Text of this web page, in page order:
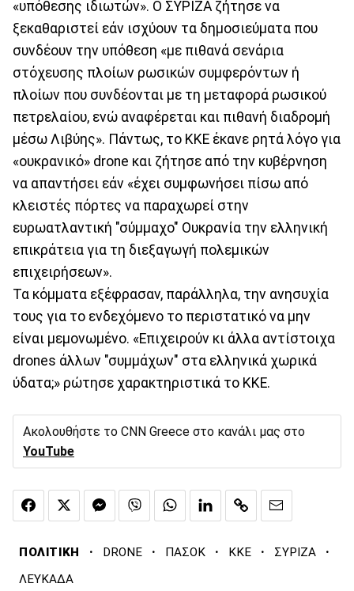
«υπόθεσης ιδιωτών». Ο ΣΥΡΙΖΑ ζήτησε να
ξεκαθαριστεί εάν ισχύουν τα δημοσιεύματα που
συνδέουν την υπόθεση «με πιθανά σενάρια
στόχευσης πλοίων ρωσικών συμφερόντων ή
πλοίων που συνδέονται με τη μεταφορά ρωσικού
πετρελαίου, ενώ αναφέρεται και πιθανή διαδρομή
μέσω Λιβύης». Πάντως, το ΚΚΕ έκανε ρητά λόγο για
«ουκρανικό» drone και ζήτησε από την κυβέρνηση
να απαντήσει εάν «έχει συμφωνήσει πίσω από
κλειστές πόρτες να παραχωρεί στην
ευρωατλαντική "σύμμαχο" Ουκρανία την ελληνική
επικράτεια για τη διεξαγωγή πολεμικών
επιχειρήσεων».
Τα κόμματα εξέφρασαν, παράλληλα, την ανησυχία
τους για το ενδεχόμενο το περιστατικό να μην
είναι μεμονωμένο. «Επιχειρούν κι άλλα αντίστοιχα
drones άλλων "συμμάχων" στα ελληνικά χωρικά
ύδατα;» ρώτησε χαρακτηριστικά το ΚΚΕ.
Ακολουθήστε το CNN Greece στο κανάλι μας στο
YouTube
ΠΟΛΙΤΙΚΗ · DRONE · ΠΑΣΟΚ · ΚΚΕ · ΣΥΡΙΖΑ ·
ΛΕΥΚΑΔΑ